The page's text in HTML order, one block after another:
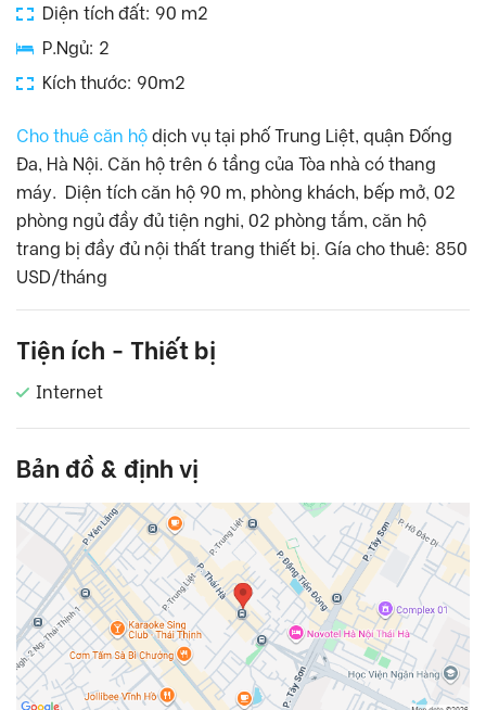
Diện tích đất: 90 m2
P.Ngủ: 2
Kích thước: 90m2
Cho thuê căn hộ dịch vụ tại phố Trung Liệt, quận Đống
Đa, Hà Nội. Căn hộ trên 6 tầng của Tòa nhà có thang
máy. Diện tích căn hộ 90 m, phòng khách, bếp mở, 02
phòng ngủ đầy đủ tiện nghi, 02 phòng tắm, căn hộ
trang bị đầy đủ nội thất trang thiết bị. Gía cho thuê: 850
USD/tháng
Tiện ích - Thiết bị
Internet
Bản đồ & định vị